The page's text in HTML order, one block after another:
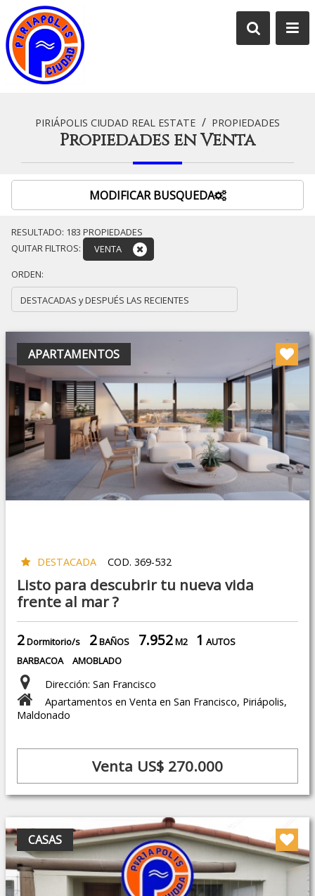
PIRIÁPOLIS CIUDAD REAL ESTATE / PROPIEDADES
Propiedades en Venta
MODIFICAR BUSQUEDA
RESULTADO: 183 PROPIEDADES
QUITAR FILTROS:
VENTA
ORDEN:
APARTAMENTOS
DESTACADA COD. 369-532
Listo para descubrir tu nueva vida
frente al mar ?
2Dormitorio/s 2BAÑOS 7.952M2 1 AUTOS
BARBACOA
AMOBLADO
Dirección: San Francisco
Apartamentos en Venta en San Francisco, Piriápolis,
Maldonado
Venta US$ 270.000
CASAS